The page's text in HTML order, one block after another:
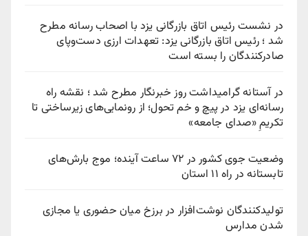
در نشست رئیس اتاق بازرگانی یزد با اصحاب رسانه مطرح
شد ؛ رئیس اتاق بازرگانی یزد: تعهدات ارزی دست‌وپای
صادرکنندگان را بسته است
در آستانه گرامیداشت روز خبرنگار مطرح شد ؛ نقشه راه
رسانه‌ای یزد در پیچ‌ و خم تحول؛ از رونمایی‌های زیرساختی تا
تکریمِ «صدای جامعه»
وضعیت جوی کشور در ۷۲ ساعت آینده؛ موج بارش‌های
تابستانه در راه ۱۱ استان
تولیدکنندگان نوشت‌افزار در برزخ میان حضوری یا مجازی
شدن مدارس